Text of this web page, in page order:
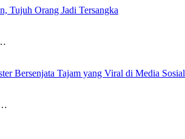
Tujuh Orang Jadi Tersangka
Bersenjata Tajam yang Viral di Media Sosial